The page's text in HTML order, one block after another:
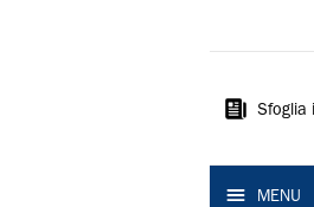
Sfoglia
MENU